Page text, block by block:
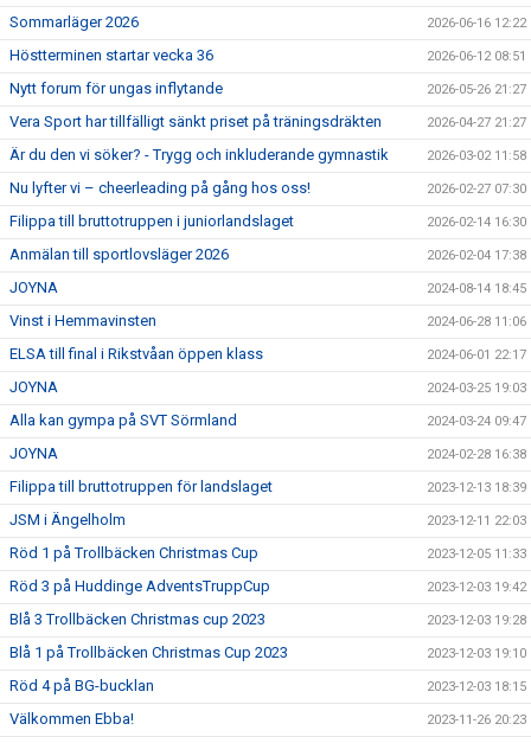
Sommarläger 2026 2026-06-16 12:22
Höstterminen startar vecka 36 2026-06-12 08:51
Nytt forum för ungas inflytande 2026-05-26 21:27
Vera Sport har tillfälligt sänkt priset på träningsdräkten 2026-04-27 21:27
Är du den vi söker? - Trygg och inkluderande gymnastik 2026-03-02 11:58
Nu lyfter vi – cheerleading på gång hos oss! 2026-02-27 07:30
Filippa till bruttotruppen i juniorlandslaget 2026-02-14 16:30
Anmälan till sportlovsläger 2026 2026-02-04 17:38
JOYNA 2024-08-14 18:45
Vinst i Hemmavinsten 2024-06-28 11:06
ELSA till final i Rikstvåan öppen klass 2024-06-01 22:17
JOYNA 2024-03-25 19:03
Alla kan gympa på SVT Sörmland 2024-03-24 09:47
JOYNA 2024-02-28 16:38
Filippa till bruttotruppen för landslaget 2023-12-13 18:39
JSM i Ängelholm 2023-12-11 22:03
Röd 1 på Trollbäcken Christmas Cup 2023-12-05 11:33
Röd 3 på Huddinge AdventsTruppCup 2023-12-03 19:42
Blå 3 Trollbäcken Christmas cup 2023 2023-12-03 19:28
Blå 1 på Trollbäcken Christmas Cup 2023 2023-12-03 19:10
Röd 4 på BG-bucklan 2023-12-03 18:15
Välkommen Ebba! 2023-11-26 20:23